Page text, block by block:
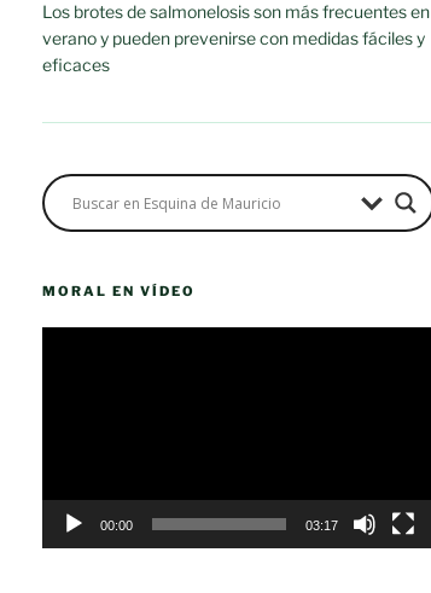
Los brotes de salmonelosis son más frecuentes en
verano y pueden prevenirse con medidas fáciles y
eficaces
MORAL EN VÍDEO
00:00 03:17